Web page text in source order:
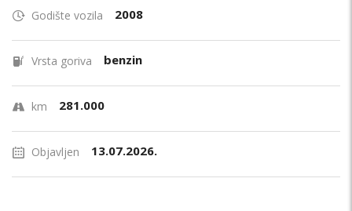
Godište vozila 2008
Vrsta goriva benzin
km 281.000
Objavljen 13.07.2026.